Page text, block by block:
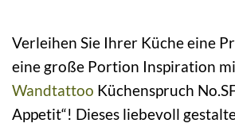
Verleihen Sie Ihrer Küche eine
eine große Portion Inspiration
Wandtattoo Küchenspruch
Appetit“! Dieses liebevoll